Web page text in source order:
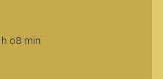
h 08 min